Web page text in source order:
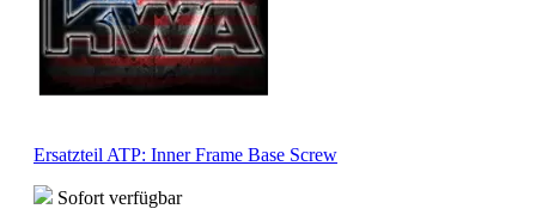
Ersatzteil ATP: Inner Frame Base Screw
Sofort verfügbar